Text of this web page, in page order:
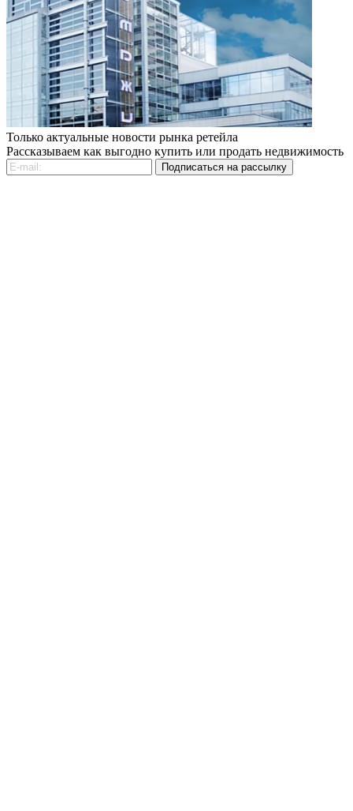
Только актуальные новости рынка ретейла
Рассказываем как выгодно купить или продать недвижимость